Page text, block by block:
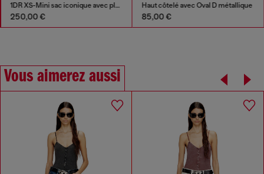
1DR XS-Mini sac iconique avec plaque D logo
250,00 €
Haut côtelé avec Oval D métallique
85,00 €
Vous aimerez aussi